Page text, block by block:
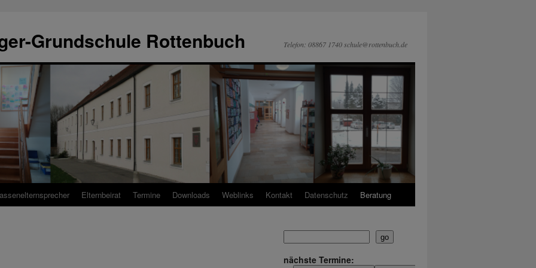
Grundschule Rottenbuch Telefon: 08867 1740 schule@rottenbuch.de
Elternbeirat Termine Downloads Weblinks Kontakt Datenschutz Beratung
go
nächste Termine: